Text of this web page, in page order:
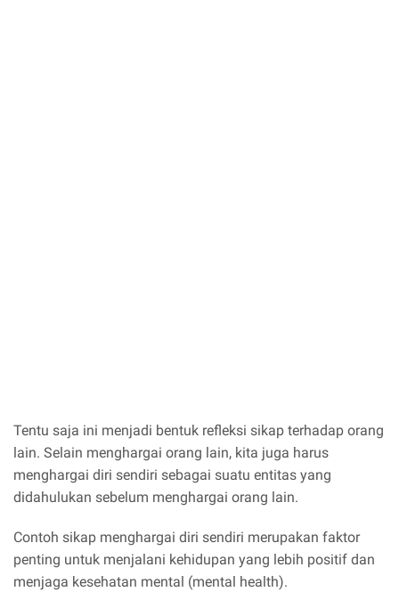
Tentu saja ini menjadi bentuk refleksi sikap terhadap orang
lain. Selain menghargai orang lain, kita juga harus
menghargai diri sendiri sebagai suatu entitas yang
didahulukan sebelum menghargai orang lain.
Contoh sikap menghargai diri sendiri merupakan faktor
penting untuk menjalani kehidupan yang lebih positif dan
menjaga kesehatan mental (mental health).